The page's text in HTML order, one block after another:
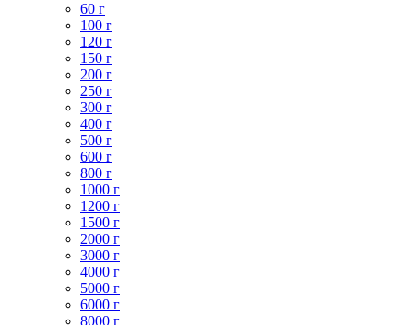
60 г
100 г
120 г
150 г
200 г
250 г
300 г
400 г
500 г
600 г
800 г
1000 г
1200 г
1500 г
2000 г
3000 г
4000 г
5000 г
6000 г
8000 г